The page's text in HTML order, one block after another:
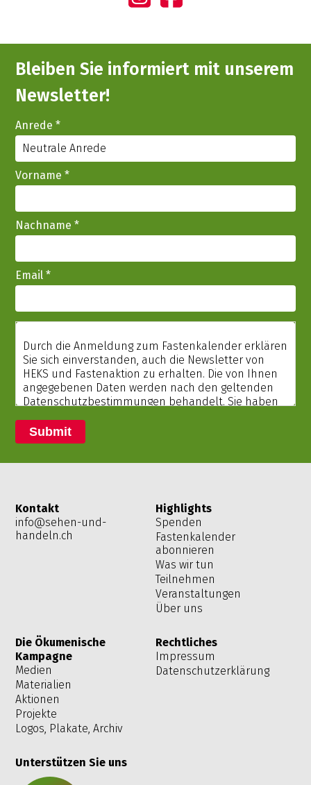
Bleiben Sie informiert mit unserem
Newsletter!
Anrede*
Vorname*
Nachname*
Email*
Submit
Kontakt
info@sehen-und-
handeln.ch
Highlights
Spenden
Fastenkalender
abonnieren
Was wir tun
Teilnehmen
Veranstaltungen
Über uns
Die Ökumenische
Kampagne
Medien
Materialien
Aktionen
Projekte
Logos, Plakate, Archiv
Rechtliches
Impressum
Datenschutzerklärung
Unterstützen Sie uns